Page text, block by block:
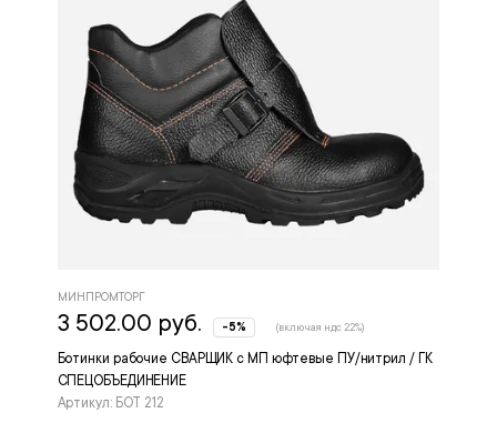
Ботинки рабочие СВАРЩИК с МП юфтевые ПУ/нитрил / ГК
СПЕЦОБЪЕДИНЕНИЕ
Артикул: БОТ 212
МИНПРОМТОРГ
3 502.00 руб. -5% (включая ндс 22%)